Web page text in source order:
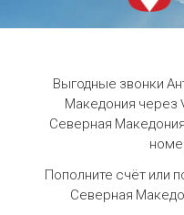
Выгодные звонки
Македония через
Северная
Пополните счёт или
Северная